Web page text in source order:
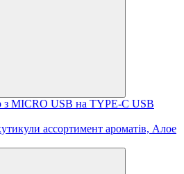
з MICRO USB на TYPE-C USB